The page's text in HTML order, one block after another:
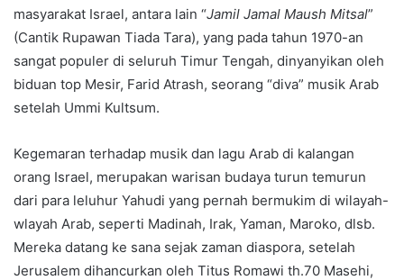
masyarakat Israel, antara lain “Jamil Jamal Maush Mitsal”
(Cantik Rupawan Tiada Tara), yang pada tahun 1970-an
sangat populer di seluruh Timur Tengah, dinyanyikan oleh
biduan top Mesir, Farid Atrash, seorang “diva” musik Arab
setelah Ummi Kultsum.
Kegemaran terhadap musik dan lagu Arab di kalangan
orang Israel, merupakan warisan budaya turun temurun
dari para leluhur Yahudi yang pernah bermukim di wilayah-
wlayah Arab, seperti Madinah, Irak, Yaman, Maroko, dlsb.
Mereka datang ke sana sejak zaman diaspora, setelah
Jerusalem dihancurkan oleh Titus Romawi th.70 Masehi,